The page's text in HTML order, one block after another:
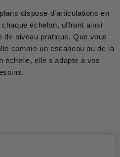
dispose d'articulations en
échelon, offrant ainsi
de niveau pratique. Que vous
comme un escabeau ou de la
échelle, elle s'adapte à vos